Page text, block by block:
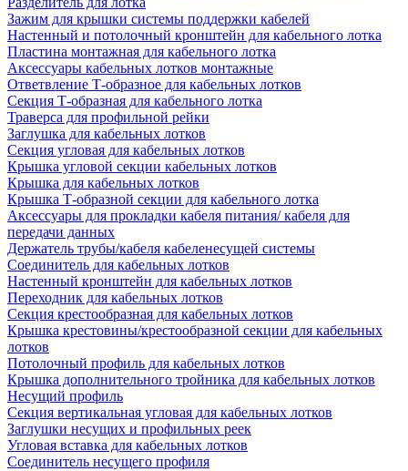
Зажим для крышки системы поддержки кабелей
Настенный и потолочный кронштейн для кабельного лотка
Пластина монтажная для кабельного лотка
Аксессуары кабельных лотков монтажные
Ответвление Т-образное для кабельных лотков
Секция Т-образная для кабельного лотка
Траверса для профильной рейки
Заглушка для кабельных лотков
Секция угловая для кабельных лотков
Крышка угловой секции кабельных лотков
Крышка для кабельных лотков
Крышка Т-образной секции для кабельного лотка
Аксессуары для прокладки кабеля питания/ кабеля для
передачи данных
Держатель трубы/кабеля кабеленесущей системы
Соединитель для кабельных лотков
Настенный кронштейн для кабельных лотков
Переходник для кабельных лотков
Секция крестообразная для кабельных лотков
Крышка крестовины/крестообразной секции для кабельных
лотков
Потолочный профиль для кабельных лотков
Крышка дополнительного тройника для кабельных лотков
Несущий профиль
Секция вертикальная угловая для кабельных лотков
Заглушки несущих и профильных реек
Угловая вставка для кабельных лотков
Соединитель несущего профиля